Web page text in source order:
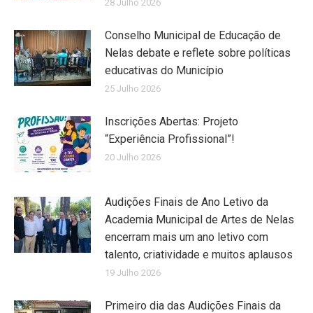
28 Julho 2026
Conselho Municipal de Educação de
Nelas debate e reflete sobre políticas
educativas do Município
25 Julho 2026
Inscrições Abertas: Projeto
“Experiência Profissional”!
20 Julho 2026
Audições Finais de Ano Letivo da
Academia Municipal de Artes de Nelas
encerram mais um ano letivo com
talento, criatividade e muitos aplausos
19 Julho 2026
Primeiro dia das Audições Finais da